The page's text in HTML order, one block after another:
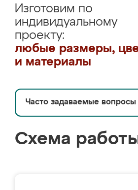
Изготовим по
индивидуальному
проекту:
любые размеры,
и материалы
Часто задаваемые вопросы
Схема